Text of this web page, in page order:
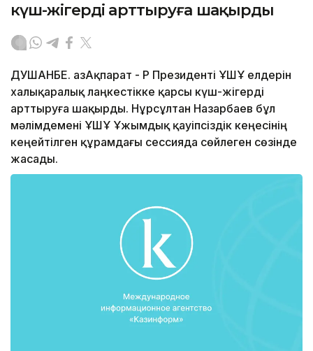
күш-жігерді арттыруға шақырды
ДУШАНБЕ. ҚазАқпарат - ҚР Президенті ҰҚШҰ елдерін
халықаралық лаңкестікке қарсы күш-жігерді
арттыруға шақырды. Нұрсұлтан Назарбаев бұл
мәлімдемені ҰҚШҰ Ұжымдық қауіпсіздік кеңесінің
кеңейтілген құрамдағы сессияда сөйлеген сөзінде
жасады.